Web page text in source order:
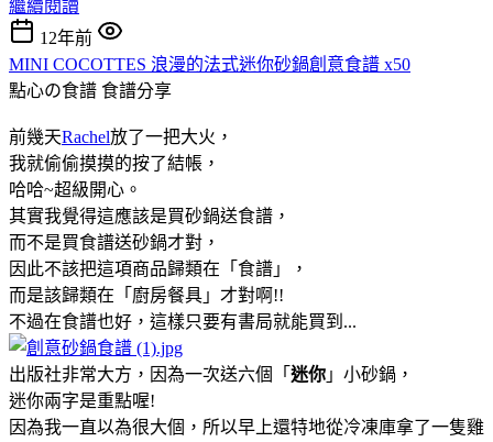
繼續閱讀
12年前
MINI COCOTTES 浪漫的法式迷你砂鍋創意食譜 x50
點心の食譜 食譜分享
前幾天Rachel放了一把大火，
我就偷偷摸摸的按了結帳，
哈哈~超級開心。
其實我覺得這應該是買砂鍋送食譜，
而不是買食譜送砂鍋才對，
因此不該把這項商品歸類在「食譜」，
而是該歸類在「廚房餐具」才對啊!!
不過在食譜也好，這樣只要有書局就能買到...
出版社非常大方，因為一次送六個「 迷你 」小砂鍋，
迷你兩字是重點喔!
因為我一直以為很大個，所以早上還特地從冷凍庫拿了一隻雞